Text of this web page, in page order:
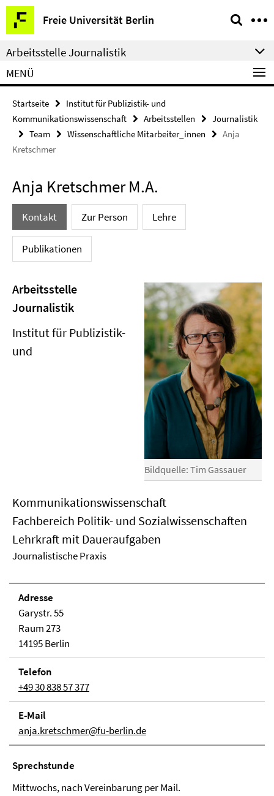
Springe
direkt
zu
Inhalt
Freie Universität Berlin
Service-
Navigation
Arbeitsstelle Journalistik
MENÜ
Startseite
Institut für Publizistik- und
Kommunikationswissenschaft
Arbeitsstellen
Journalistik
Team
Wissenschaftliche Mitarbeiter_innen
Anja
Kretschmer
Anja Kretschmer M.A.
Kontakt Zur Person Lehre
Publikationen
Bildquelle: Tim Gassauer
Arbeitsstelle
Journalistik
Institut für Publizistik-
und
Kommunikationswissenschaft
Fachbereich Politik- und Sozialwissenschaften
Lehrkraft mit Daueraufgaben
Journalistische Praxis
Adresse
Garystr. 55
Raum 273
14195 Berlin
Telefon
+49 30 838 57 377
E-Mail
anja.kretschmer@fu-berlin.de
Sprechstunde
Mittwochs, nach Vereinbarung per Mail.